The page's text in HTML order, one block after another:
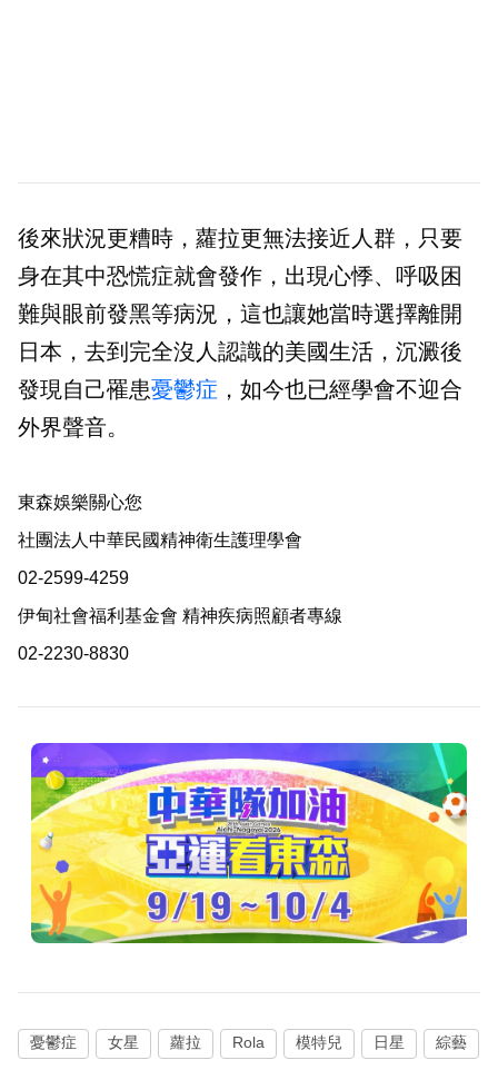
後來狀況更糟時，蘿拉更無法接近人群，只要
身在其中恐慌症就會發作，出現心悸、呼吸困
難與眼前發黑等病況，這也讓她當時選擇離開
日本，去到完全沒人認識的美國生活，沉澱後
發現自己罹患憂鬱症 ，如今也已經學會不迎合
外界聲音。
東森娛樂關心您
社團法人中華民國精神衛生護理學會
02-2599-4259
伊甸社會福利基金會 精神疾病照顧者專線
02-2230-8830
憂鬱症 女星 蘿拉 Rola 模特兒 日星 綜藝